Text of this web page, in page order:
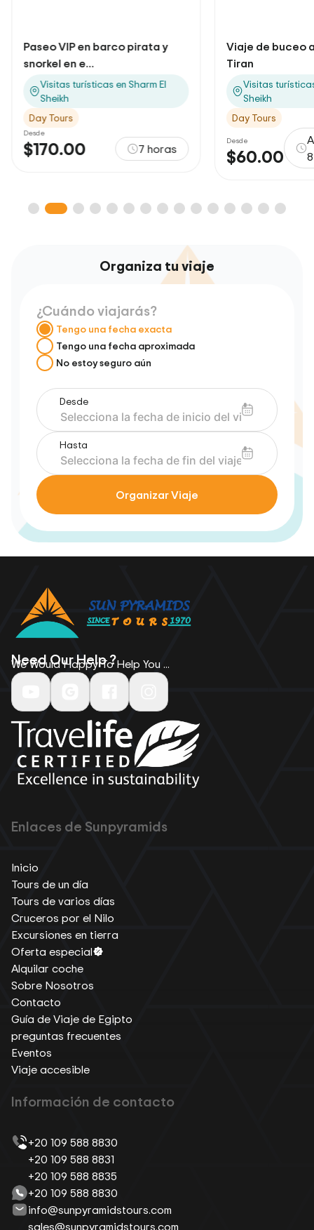
Paseo VIP en barco pirata y
snorkel en e...
Visitas turísticas en Sharm El
Sheikh
Day Tours
Desde
$170.00 7 horas
Viaje de buceo
Tiran
Visitas
Sheikh
Day Tours
Desde
$60.00
Organiza tu viaje
¿Cuándo viajarás?
Tengo una fecha exacta
Tengo una fecha aproximada
No estoy seguro aún
Desde
Hasta
Organizar Viaje
Need Our Help ?
We Would Happy To Help You ...
Enlaces de Sunpyramids
Inicio
Tours de un día
Tours de varios días
Cruceros por el Nilo
Excursiones en tierra
Oferta especial
Alquilar coche
Sobre Nosotros
Contacto
Guía de Viaje de Egipto
preguntas frecuentes
Eventos
Viaje accesible
Información de contacto
+20 109 588 8830
+20 109 588 8831
+20 109 588 8835
+20 109 588 8830
info@sunpyramidstours.com
sales@sunpyramidstours.com